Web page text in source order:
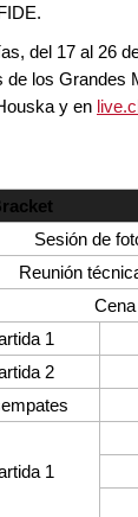
del 17 al 26
los Grandes
y en
Sesión de
Reunión
1
2
1